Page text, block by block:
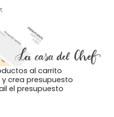
al carrito
crea presupuesto
el presupuesto